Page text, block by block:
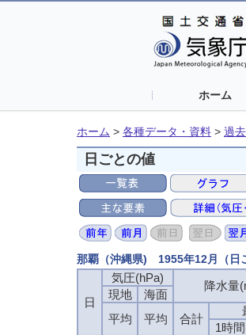
ホーム
ホーム > 各種データ・資料 > 過
日ごとの値
那覇（沖縄県) 1955年12月（
日
気圧(hPa)
降水量
現地
海面
平均
平均 合計
1時間